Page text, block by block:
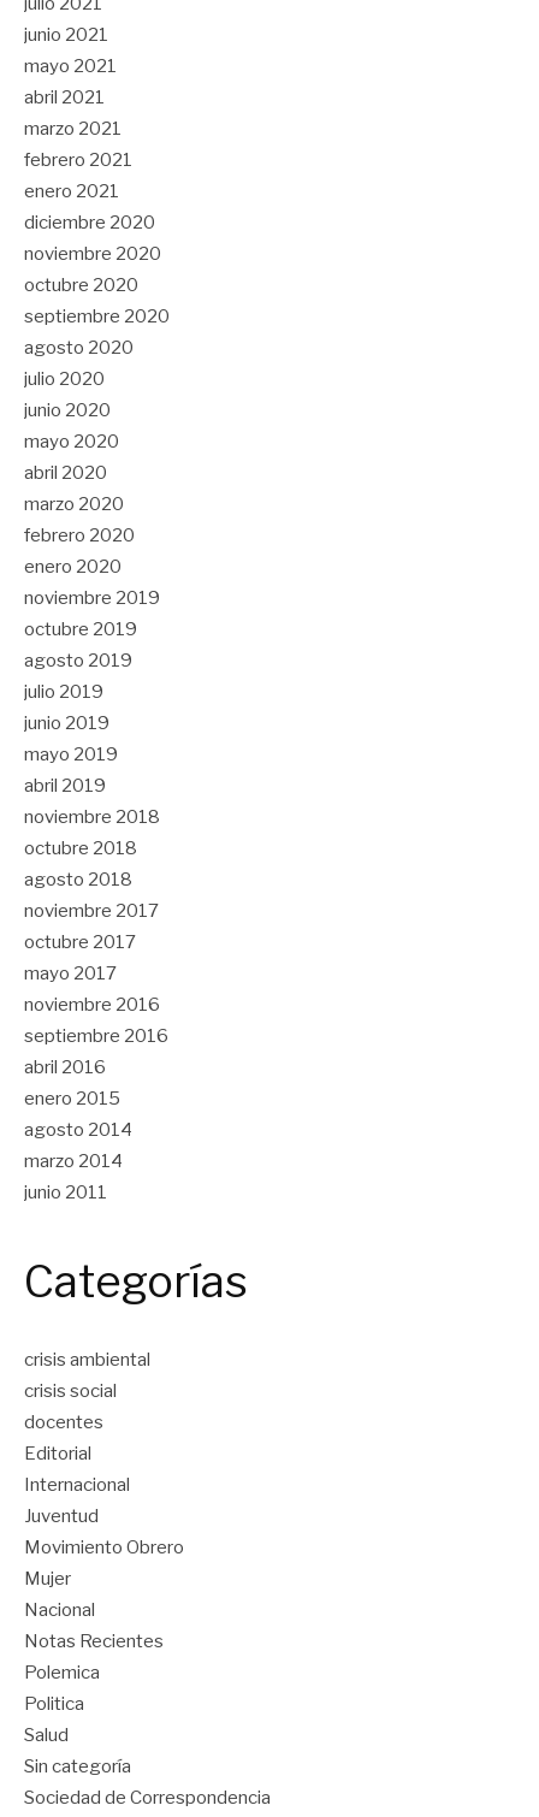
junio 2021
mayo 2021
abril 2021
marzo 2021
febrero 2021
enero 2021
diciembre 2020
noviembre 2020
octubre 2020
septiembre 2020
agosto 2020
julio 2020
junio 2020
mayo 2020
abril 2020
marzo 2020
febrero 2020
enero 2020
noviembre 2019
octubre 2019
agosto 2019
julio 2019
junio 2019
mayo 2019
abril 2019
noviembre 2018
octubre 2018
agosto 2018
noviembre 2017
octubre 2017
mayo 2017
noviembre 2016
septiembre 2016
abril 2016
enero 2015
agosto 2014
marzo 2014
junio 2011
Categorías
crisis ambiental
crisis social
docentes
Editorial
Internacional
Juventud
Movimiento Obrero
Mujer
Nacional
Notas Recientes
Polemica
Politica
Salud
Sin categoría
Sociedad de Correspondencia